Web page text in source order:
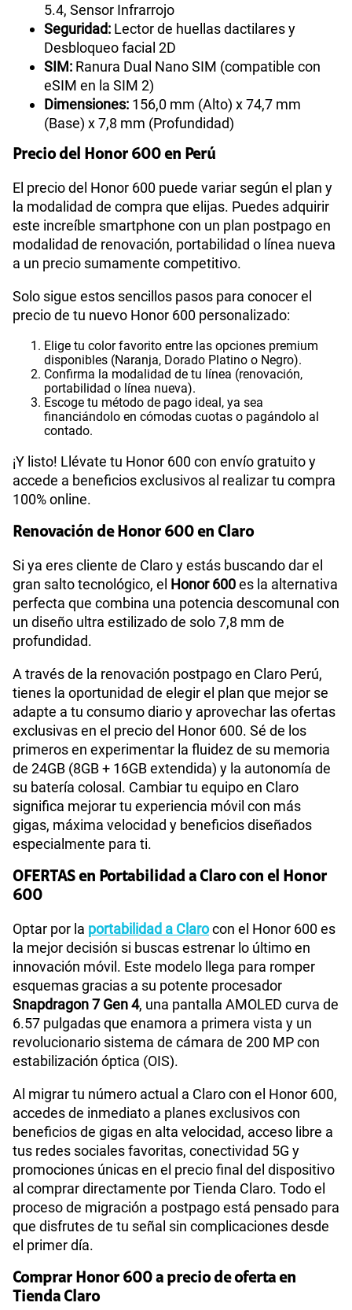
5.4, Sensor Infrarrojo
Seguridad: Lector de huellas dactilares y
Desbloqueo facial 2D
SIM: Ranura Dual Nano SIM (compatible con
eSIM en la SIM 2)
Dimensiones: 156,0 mm (Alto) x 74,7 mm
(Base) x 7,8 mm (Profundidad)
Precio del Honor 600 en Perú
El precio del Honor 600 puede variar según el plan y
la modalidad de compra que elijas. Puedes adquirir
este increíble smartphone con un plan postpago en
modalidad de renovación, portabilidad o línea nueva
a un precio sumamente competitivo.
Solo sigue estos sencillos pasos para conocer el
precio de tu nuevo Honor 600 personalizado:
Elige tu color favorito entre las opciones premium
disponibles (Naranja, Dorado Platino o Negro).
Confirma la modalidad de tu línea (renovación,
portabilidad o línea nueva).
Escoge tu método de pago ideal, ya sea
financiándolo en cómodas cuotas o pagándolo al
contado.
¡Y listo! Llévate tu Honor 600 con envío gratuito y
accede a beneficios exclusivos al realizar tu compra
100% online.
Renovación de Honor 600 en Claro
Si ya eres cliente de Claro y estás buscando dar el
gran salto tecnológico, el Honor 600es la alternativa
perfecta que combina una potencia descomunal con
un diseño ultra estilizado de solo 7,8 mm de
profundidad.
A través de la renovación postpago en Claro Perú,
tienes la oportunidad de elegir el plan que mejor se
adapte a tu consumo diario y aprovechar las ofertas
exclusivas en el precio del Honor 600. Sé de los
primeros en experimentar la fluidez de su memoria
de 24GB (8GB + 16GB extendida) y la autonomía de
su batería colosal. Cambiar tu equipo en Claro
significa mejorar tu experiencia móvil con más
gigas, máxima velocidad y beneficios diseñados
especialmente para ti.
OFERTAS en Portabilidad a Claro con el Honor
600
Optar por la portabilidad a Clarocon el Honor 600 es
la mejor decisión si buscas estrenar lo último en
innovación móvil. Este modelo llega para romper
esquemas gracias a su potente procesador
Snapdragon 7 Gen 4, una pantalla AMOLED curva de
6.57 pulgadas que enamora a primera vista y un
revolucionario sistema de cámara de 200 MP con
estabilización óptica (OIS).
Al migrar tu número actual a Claro con el Honor 600,
accedes de inmediato a planes exclusivos con
beneficios de gigas en alta velocidad, acceso libre a
tus redes sociales favoritas, conectividad 5G y
promociones únicas en el precio final del dispositivo
al comprar directamente por Tienda Claro. Todo el
proceso de migración a postpago está pensado para
que disfrutes de tu señal sin complicaciones desde
el primer día.
Comprar Honor 600 a precio de oferta en
Tienda Claro